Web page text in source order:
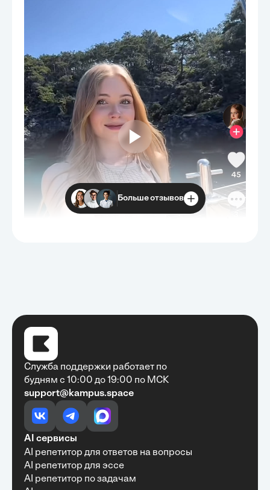
Очень быстро, недорого, качественно,
доступно
Алексей Антонов•27 мая, 2025
Обучение с Кампус Хаб — очень экономит
полезной информации. Рекомендую ...
Больше отзывов
Служба поддержки работает по
будням с 10:00 до 19:00 по МСК
support@kampus.space
AI сервисы
AI репетитор для ответов на вопросы
AI репетитор для эссе
AI репетитор по задачам